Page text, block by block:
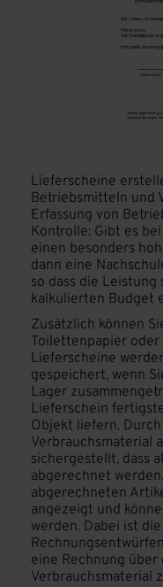
Lieferscheine
Betriebsmitteln und
Erfassung von
Kontrolle: Gibt es
einen besonders
dann eine
so dass die
kalkulierten Budget
Zusätzlich können
Toilettenpapier oder
Lieferscheine
gespeichert, wenn
Lager
Lieferschein
Objekt liefern.
Verbrauchsmaterial
sichergestellt, dass
abgerechnet
abgerechneten
angezeigt und
werden. Dabei ist
eine Rechnung
Verbrauchsmaterial